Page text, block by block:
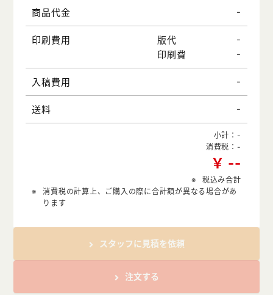
商品代金 -
印刷費用 版代
-
印刷費
-
入稿費用 -
送料 -
小計： -
消費税： -
￥ --
税込み合計
消費税の計算上、ご購入の際に合計額が異なる場合があ
ります
スタッフに見積を依頼
注文する